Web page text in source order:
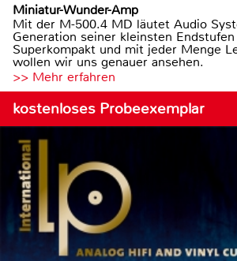
Miniatur-Wunder-Amp
Mit der M-500.4 MD läutet Audio
Generation seiner kleinsten Endstufen
Superkompakt und mit jeder Menge
wollen wir uns genauer ansehen.
>> Mehr erfahren
kostenloses Probeexemplar